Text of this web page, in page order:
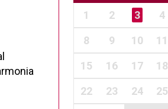
1 2 3 4
8 9 10 11
15 16 17 18
22 23 24 25